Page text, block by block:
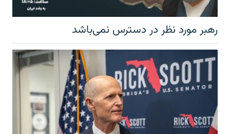
رهبر مورد نظر در دسترس نمی‌باشد